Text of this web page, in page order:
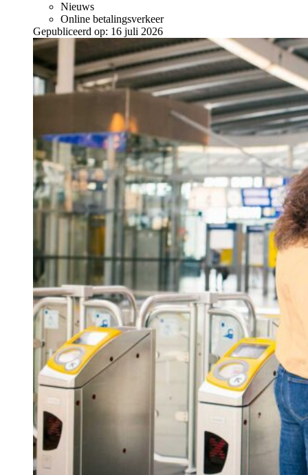
Nieuws
Online betalingsverkeer
Gepubliceerd op: 16 juli 2026